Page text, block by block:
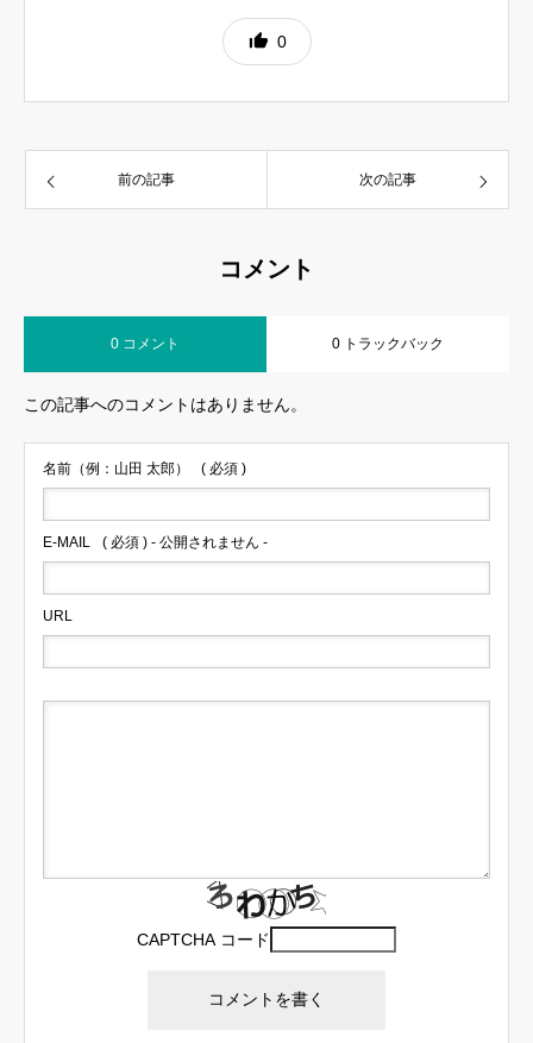
0
前の記事 次の記事
コメント
0 コメント 0 トラックバック
この記事へのコメントはありません。
名前（例：山田 太郎） ( 必須 )
E-MAIL ( 必須 ) - 公開されません -
URL
CAPTCHA コード